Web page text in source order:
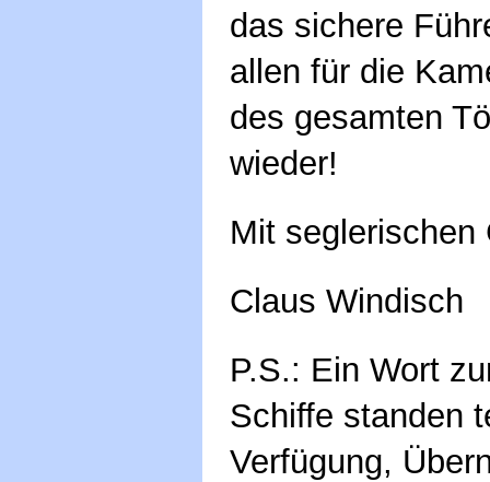
das sichere
allen für die
des gesamten
wieder!
Mit seglerischen
Claus Windisch
P.S.: Ein Wort
Schiffe standen
Verfügung,